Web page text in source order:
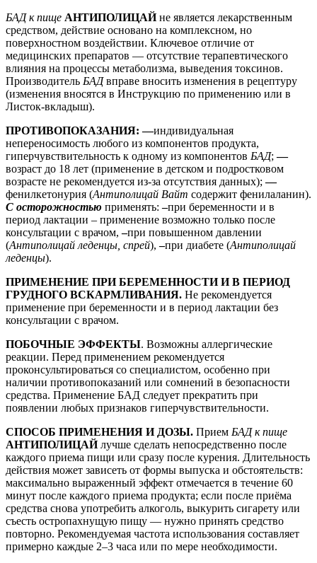
БАД к пище АНТИПОЛИЦАЙне является лекарственным
средством, действие основано на комплексном, но
поверхностном воздействии. Ключевое отличие от
медицинских препаратов — отсутствие терапевтического
влияния на процессы метаболизма, выведения токсинов.
Производитель БАДвправе вносить изменения в рецептуру
(изменения вносятся в Инструкцию по применению или в
Листок-вкладыш).
ПРОТИВОПОКАЗАНИЯ: —индивидуальная
непереносимость любого из компонентов продукта,
гиперчувствительность к одному из компонентов БАД;—
возраст до 18 лет (применение в детском и подростковом
возрасте не рекомендуется из-за отсутствия данных);—
фенилкетонурия (Антиполицай Вайт содержит фенилаланин).
С осторожностью применять:–при беременности и в
период лактации – применение возможно только после
консультации с врачом,–при повышенном давлении
(Антиполицай леденцы, спрей),–при диабете (Антиполицай
леденцы).
ПРИМЕНЕНИЕ ПРИ БЕРЕМЕННОСТИ И В ПЕРИОД
ГРУДНОГО ВСКАРМЛИВАНИЯ. Не рекомендуется
применение при беременности и в период лактации без
консультации с врачом.
ПОБОЧНЫЕ ЭФФЕКТЫ. Возможны аллергические
реакции. Перед применением рекомендуется
проконсультироваться со специалистом, особенно при
наличии противопоказаний или сомнений в безопасности
средства. Применение БАД следует прекратить при
появлении любых признаков гиперчувствительности.
СПОСОБ ПРИМЕНЕНИЯ И ДОЗЫ. Прием БАД к пище
АНТИПОЛИЦАЙлучше сделать непосредственно после
каждого приема пищи или сразу после курения. Длительность
действия может зависеть от формы выпуска и обстоятельств:
максимально выраженный эффект отмечается в течение 60
минут после каждого приема продукта; если после приёма
средства снова употребить алкоголь, выкурить сигарету или
съесть остропахнущую пищу — нужно принять средство
повторно. Рекомендуемая частота использования составляет
примерно каждые 2–3 часа или по мере необходимости.